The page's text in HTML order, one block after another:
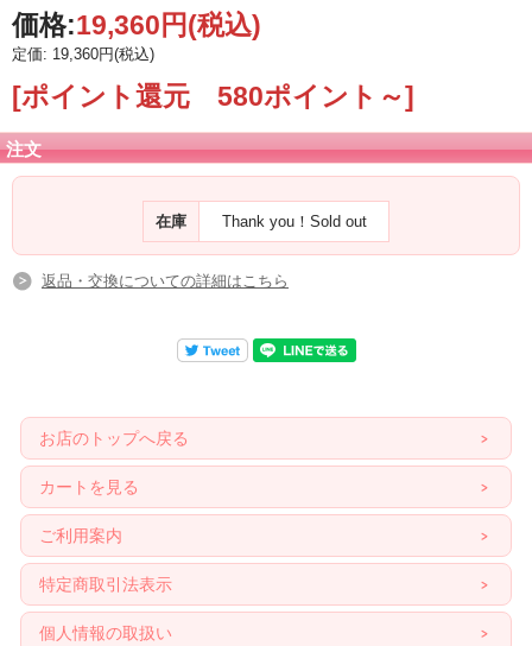
チャクラに乗せるなどして、クリスタルヒーリングワークでも活躍してくれそう
です。
メタモルフォーシスは全チャクラを活性しますが、
オーロヴェルデは、特に第3チャクラや第4チャクラを活性化させます。
それだけでなく、オーロヴェルデになると変容の際に黒くなった時の
※このクリスタルは、アースラブワークス様より仕入れたものですが、
オーロベルデはメロディさんが名付けたものの商標登録はされていないため
メタモルフォーシスのような証明書の発行はございませんのでご了承くださいま
価格:19,360円(税込)
定価: 19,360円(税込)
[ポイント還元 580ポイント～]
注文
在庫 Thank you！Sold out
返品・交換についての詳細はこちら
お店のトップへ戻る
カートを見る
ご利用案内
特定商取引法表示
個人情報の取扱い